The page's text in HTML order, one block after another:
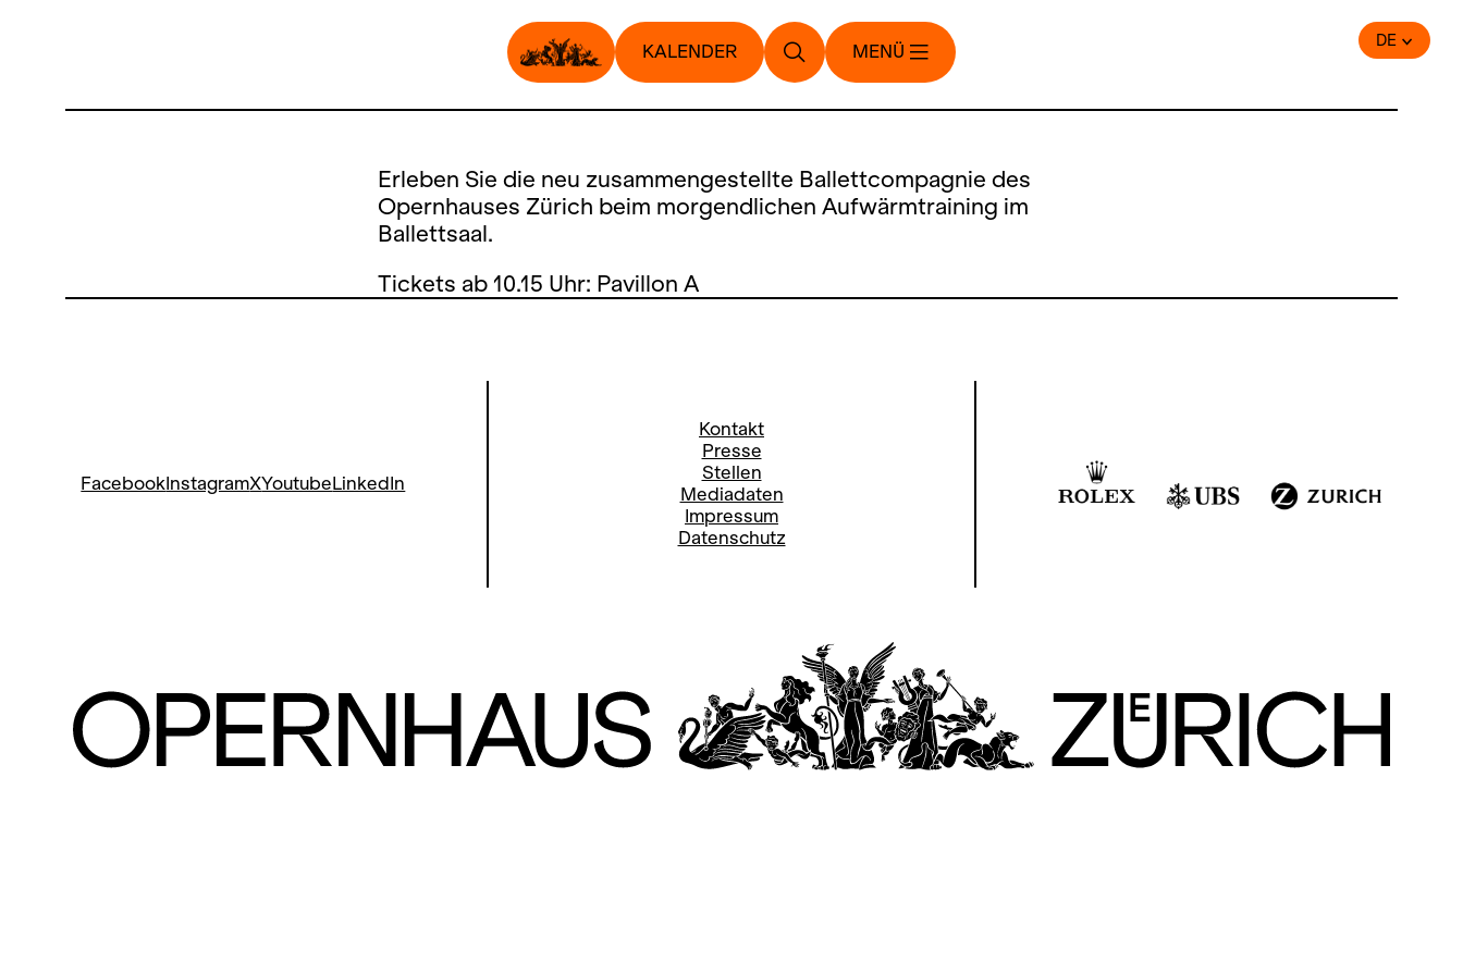
KALENDER MENÜ
DE
Erleben Sie die neu zusammengestellte Ballettcompagnie des
Opernhauses Zürich beim morgendlichen Aufwärmtraining im
Ballettsaal.
Tickets ab 10.15 Uhr: Pavillon A
FacebookInstagramXYoutubeLinkedIn
Kontakt
Presse
Stellen
Mediadaten
Impressum
Datenschutz